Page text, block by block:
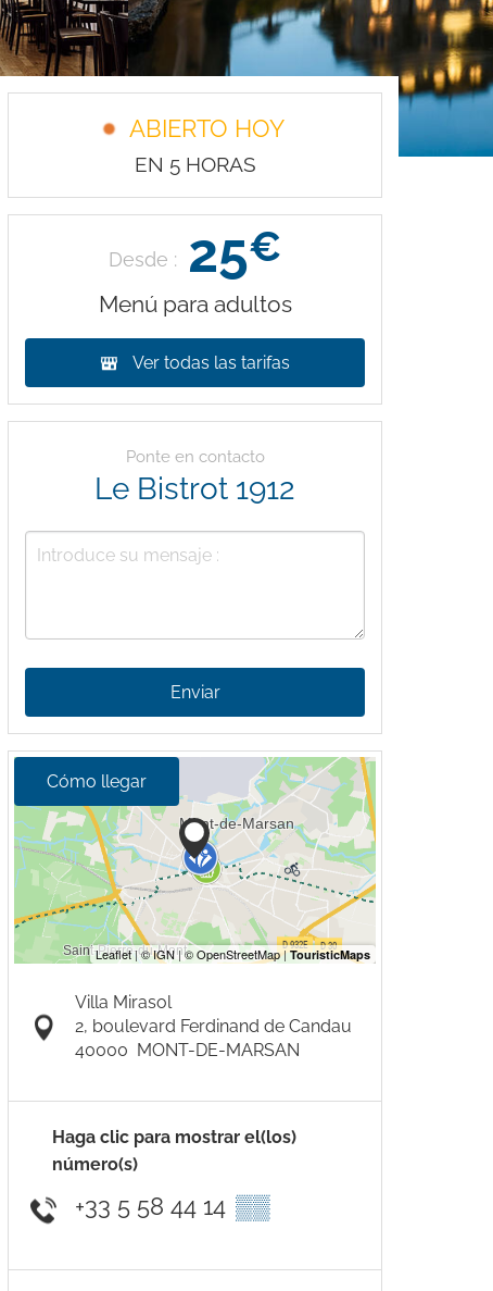
ABIERTO HOY
EN 5 HORAS
Desde : 25€
Menú para adultos
Ver todas las tarifas
Ponte en contacto
Le Bistrot 1912
Enviar
Cómo llegar
Villa Mirasol
2, boulevard Ferdinand de Candau
40000 MONT-DE-MARSAN
Haga clic para mostrar el(los)
número(s)
+33 5 58 44 14 ▒▒